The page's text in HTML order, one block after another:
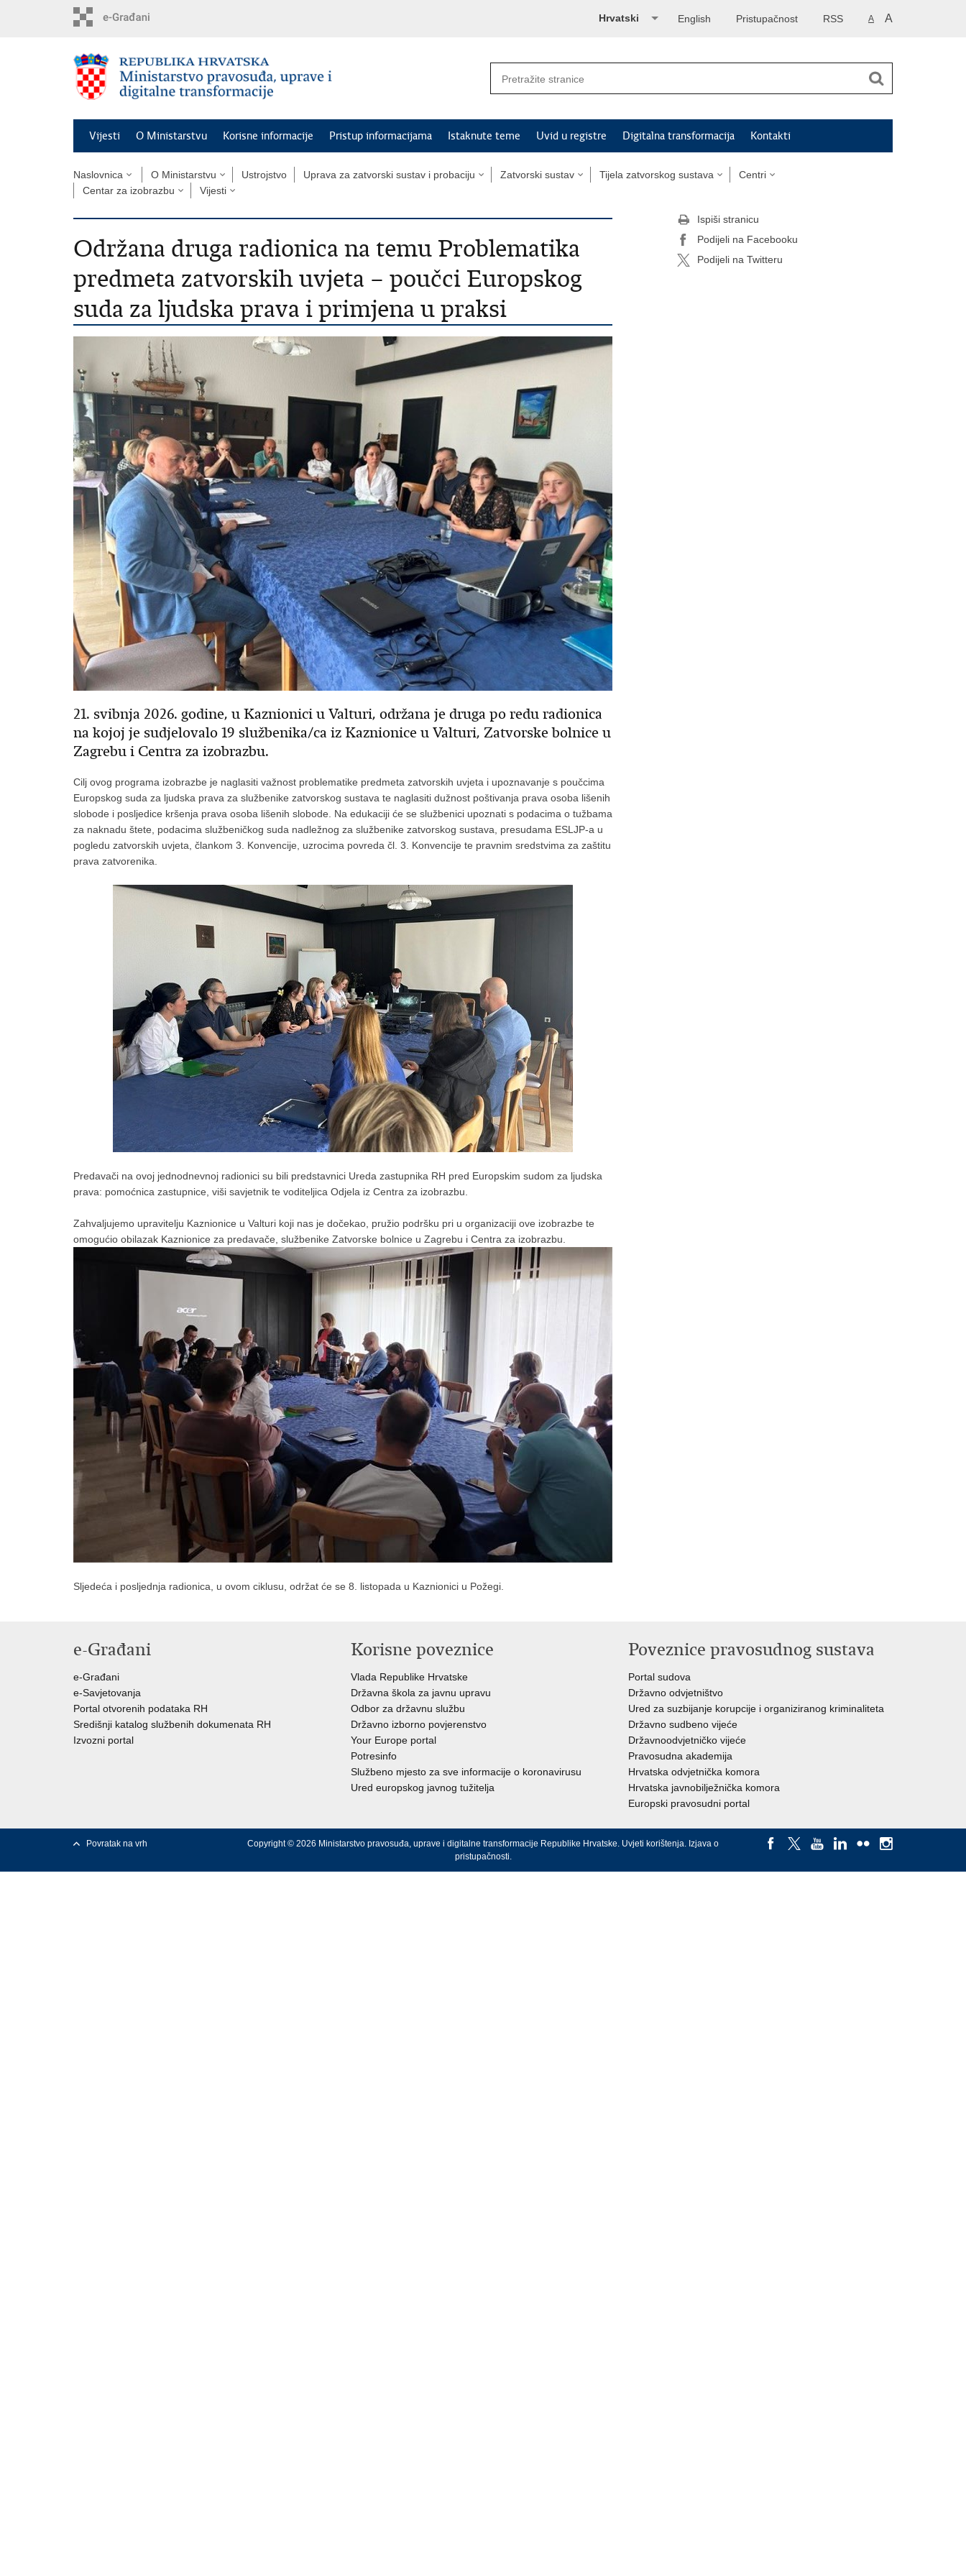
A A
RSS
Pristupačnost
English
Hrvatski
Vijesti O Ministarstvu Korisne informacije Pristup informacijama Istaknute teme Uvid u registre Digitalna transformacija Kontakti
Naslovnica O Ministarstvu Ustrojstvo Uprava za zatvorski sustav i probaciju Zatvorski sustav Tijela zatvorskog sustava
Centri
Centar za izobrazbu
Vijesti
Održana druga radionica na temu Problematika
predmeta zatvorskih uvjeta – poučci Europskog
suda za ljudska prava i primjena u praksi
21. svibnja 2026. godine, u Kaznionici u Valturi, održana je druga po redu radionica
na kojoj je sudjelovalo 19 službenika/ca iz Kaznionice u Valturi, Zatvorske bolnice u
Zagrebu i Centra za izobrazbu.
Cilj ovog programa izobrazbe je naglasiti važnost problematike predmeta zatvorskih uvjeta i upoznavanje s poučcima
Europskog suda za ljudska prava za službenike zatvorskog sustava te naglasiti dužnost poštivanja prava osoba lišenih
slobode i posljedice kršenja prava osoba lišenih slobode. Na edukaciji će se službenici upoznati s podacima o tužbama
za naknadu štete, podacima službeničkog suda nadležnog za službenike zatvorskog sustava, presudama ESLJP-a u
pogledu zatvorskih uvjeta, člankom 3. Konvencije, uzrocima povreda čl. 3. Konvencije te pravnim sredstvima za zaštitu
prava zatvorenika.
Predavači na ovoj jednodnevnoj radionici su bili predstavnici Ureda zastupnika RH pred Europskim sudom za ljudska
prava: pomoćnica zastupnice, viši savjetnik te voditeljica Odjela iz Centra za izobrazbu.
Zahvaljujemo upravitelju Kaznionice u Valturi koji nas je dočekao, pružio podršku pri u organizaciji ove izobrazbe te
omogućio obilazak Kaznionice za predavače, službenike Zatvorske bolnice u Zagrebu i Centra za izobrazbu.
Sljedeća i posljednja radionica, u ovom ciklusu, održat će se 8. listopada u Kaznionici u Požegi.
Ispiši stranicu
Podijeli na Facebooku
Podijeli na Twitteru
e-Građani
e-Građani
e-Savjetovanja
Portal otvorenih podataka RH
Središnji katalog službenih dokumenata RH
Izvozni portal
Korisne poveznice
Vlada Republike Hrvatske
Državna škola za javnu upravu
Odbor za državnu službu
Državno izborno povjerenstvo
Your Europe portal
Potresinfo
Službeno mjesto za sve informacije o koronavirusu
Ured europskog javnog tužitelja
Poveznice pravosudnog sustava
Portal sudova
Državno odvjetništvo
Ured za suzbijanje korupcije i organiziranog kriminaliteta
Državno sudbeno vijeće
Državnoodvjetničko vijeće
Pravosudna akademija
Hrvatska odvjetnička komora
Hrvatska javnobilježnička komora
Europski pravosudni portal
Povratak na vrh Copyright © 2026 Ministarstvo pravosuđa, uprave i digitalne transformacije Republike Hrvatske. Uvjeti korištenja. Izjava o
pristupačnosti.